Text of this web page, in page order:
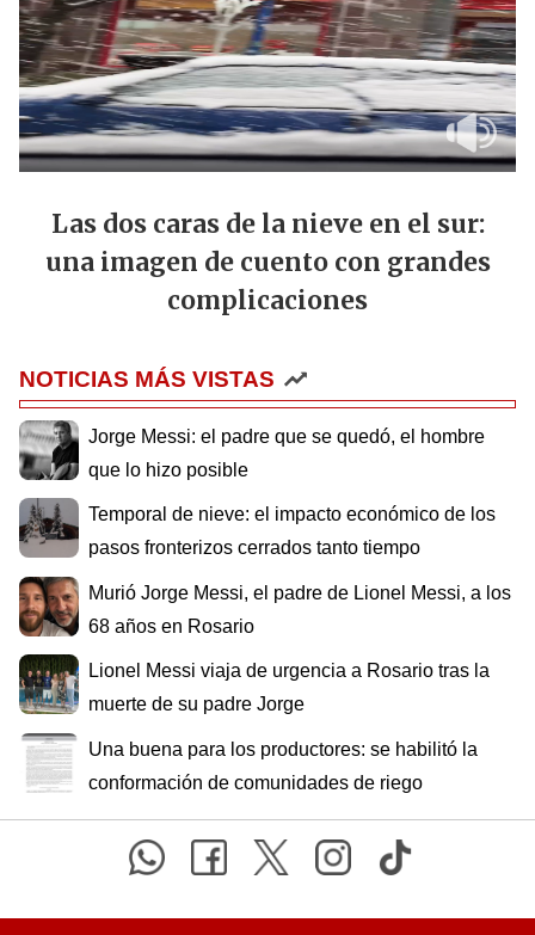
Las dos caras de la nieve en el sur:
una imagen de cuento con grandes
complicaciones
NOTICIAS MÁS VISTAS
Jorge Messi: el padre que se quedó, el hombre
que lo hizo posible
Temporal de nieve: el impacto económico de los
pasos fronterizos cerrados tanto tiempo
Murió Jorge Messi, el padre de Lionel Messi, a los
68 años en Rosario
Lionel Messi viaja de urgencia a Rosario tras la
muerte de su padre Jorge
Una buena para los productores: se habilitó la
conformación de comunidades de riego